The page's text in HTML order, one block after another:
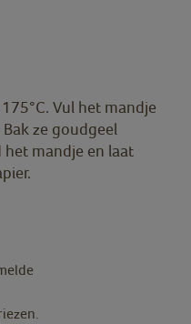
Vul het mandje
ze goudgeel
het mandje en laat